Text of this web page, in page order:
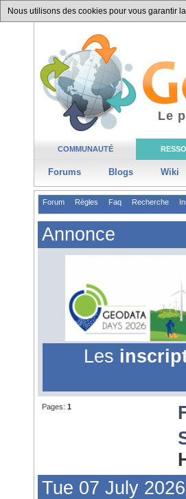
Nous utilisons des cookies pour vous garantir
COMMUNAUTÉ
Forums Blogs Wiki
Le
Forum Règles Faq Recherche
Annonce
Les
Pages: 1
Tue 07 July